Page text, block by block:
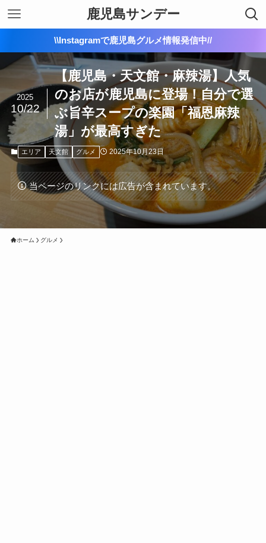
鹿児島サンデー
\\Instagramで鹿児島グルメ情報発信中//
【鹿児島・天文館・麻辣湯】人気
のお店が鹿児島に登場！自分で選
ぶ旨辛スープの楽園「福恩麻辣
湯」が最高すぎた
2025
10/22
エリア 天文館 グルメ 2025年10月23日
当ページのリンクには広告が含まれています。
ホーム グルメ